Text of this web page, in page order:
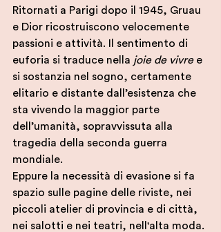
Ritornati a Parigi dopo il 1945, Gruau
e Dior ricostruiscono velocemente
passioni e attività. Il sentimento di
euforia si traduce nella joie de vivre e
si sostanzia nel sogno, certamente
elitario e distante dall’esistenza che
sta vivendo la maggior parte
dell’umanità, sopravvissuta alla
tragedia della seconda guerra
mondiale.
Eppure la necessità di evasione si fa
spazio sulle pagine delle riviste, nei
piccoli atelier di provincia e di città,
nei salotti e nei teatri, nell'alta moda.